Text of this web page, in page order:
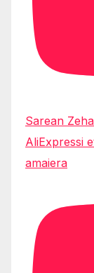
Sarean
AliExpressi
amaiera